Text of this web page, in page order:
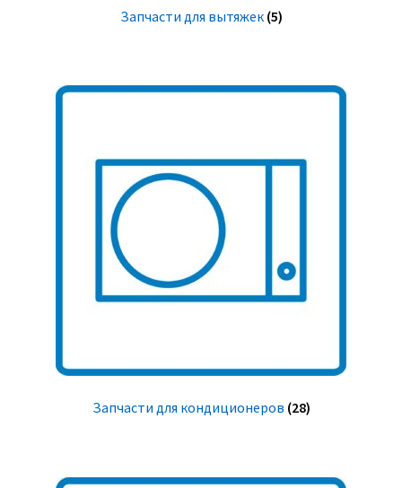
Запчасти для вытяжек (5)
Запчасти для кондиционеров (28)